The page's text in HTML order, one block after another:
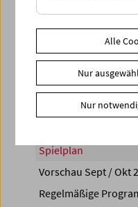
Share on
Spielplan
Vorschau Sept / Okt
Regelmäßige
Alle
Nur
Nur